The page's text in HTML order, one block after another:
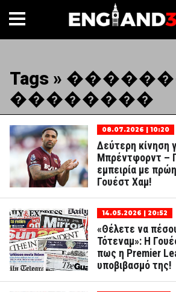
Tags »
��������
08.07.2026 | 10:20
Δεύτερη κίνηση
Μπρέντφορντ –
εμπειρία με
Γουέστ Χαμ!
14.05.2026 | 20:52
«Θέλετε να
Τότεναμ»: Η
πως η Premier
υποβιβασμό της!